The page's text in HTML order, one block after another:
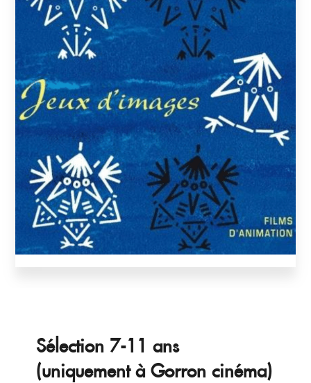
Sélection 7-11 ans
(uniquement à Gorron cinéma)